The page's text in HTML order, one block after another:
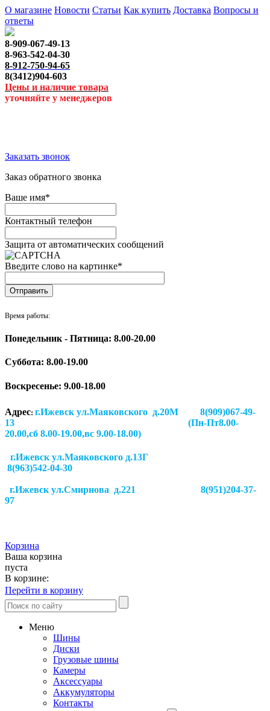
О магазине Новости Статьи Как купить Доставка Вопросы и
ответы
8-909-067-49-13
8-963-542-04-30
8-912-750-94-65
8(3412)904-603
Цены и наличие товара
уточняйте у менеджеров
Заказать звонок
Заказ обратного звонка
Ваше имя*
Контактный телефон
Защита от автоматических сообщений
Введите слово на картинке*
Время работы:
Понедельник - Пятница: 8.00-20.00
Суббота: 8.00-19.00
Воскресенье: 9.00-18.00
Адрес: г.Ижевск ул.Маяковского д.20М 8(909)067-49-
13 (Пн-Пт8.00-
20.00,сб 8.00-19.00,вс 9.00-18.00)
г.Ижевск ул.Маяковского д.13Г
8(963)542-04-30
г.Ижевск ул.Смирнова д.221
8(951)204-37-
97
Корзина
Ваша корзина
пуста
В корзине:
Перейти в корзину
Меню
Шины
Диски
Грузовые шины
Камеры
Аксессуары
Аккумуляторы
Контакты